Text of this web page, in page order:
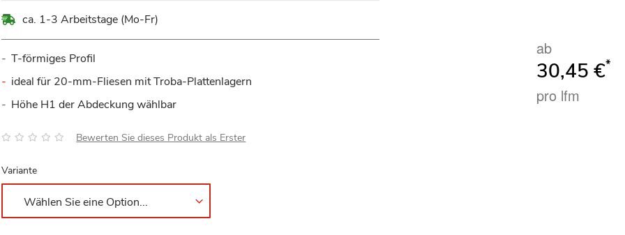
ca. 1-3 Arbeitstage (Mo-Fr)
T-förmiges Profil
ideal für 20-mm-Fliesen mit Troba-Plattenlagern
Höhe H1 der Abdeckung wählbar
Bewertung: Bewerten Sie dieses Produkt als Erster
ab
30,45 €*
pro lfm
Variante